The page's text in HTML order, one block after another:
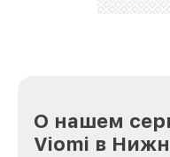
О нашем
Viomi в